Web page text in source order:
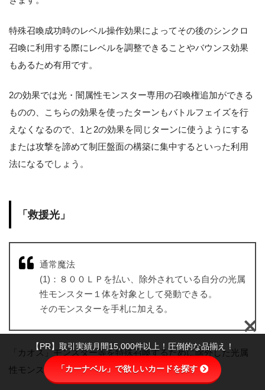
特殊召喚成功時のレベル操作効果によってその後のシンクロ
召喚に利用する際にレベルを調整できることやバウンス効果
もあるため有用です。
2の効果では光・闇属性モンスター専用の召喚権追加ができる
ものの、こちらの効果を使ったターンもバトルフェイズを行
えなくなるので、1と2の効果を同じターンに使うようにする
または攻撃を諦めて制圧盤面の構築に集中するといった利用
法になるでしょう。
「救援光」
通常魔法
(1)：８００ＬＰを払い、除外されている自分の光属
性モンスター１体を対象として発動できる。
そのモンスターを手札に加える。
「カオス」モンスター等を特殊召喚するために除外した光属
性モンスターを手札に戻すことで再利用を図れます。
【PR】取引実績月間15,000件以上！圧倒的な品揃え！
「カーナベル」で欲しいカードを探す